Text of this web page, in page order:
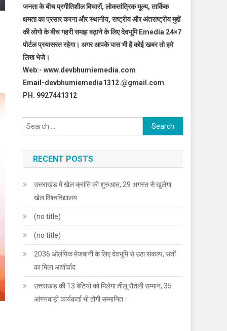
जनता के बीच प्रगीतिशील विचारों, लोकतांत्रिक मूल्य, तार्किक
क्षमता का प्रसार करना और स्थानीय, राष्ट्रीय और अंतराष्ट्रीय मुद्दों
की लोगो के बीच गहरी समझ बढ़ाने के लिए देवभूमि Emedia 24×7
पोर्टल प्रयासरत रहेगा। अगर आपके पास भी है कोई खबर तो हमे
लिख भेजे।
Web:- www.devbhumiemedia.com
Email-devbhumiemedia1312.@gmail.com
PH. 9927441312
Search
for:
RECENT POSTS
उत्तराखंड में खेल क्रांति की शुरुआत, 29 अगस्त से खुलेगा
खेल विश्वविद्यालय
(no title)
(no title)
2036 ओलंपिक मेजबानी के लिए देवभूमि से उठा संकल्प, संतों
का मिला आशीर्वाद
उत्तराखंड की 13 बेटियों को मिलेगा तीलू रौतेली सम्मान, 35
आंगनबाड़ी कार्यकर्ता भी होंगी सम्मानित।